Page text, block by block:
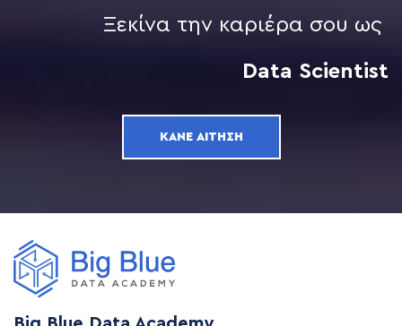
Ξεκίνα την καριέρα σου ως
Data Scientist
ΚΆΝΕ ΑΊΤΗΣΗ